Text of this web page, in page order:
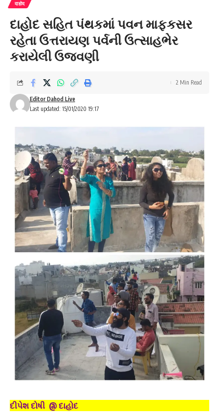
दाहोद
દાહોદ સહિત પંથકમાં પવન માફકસર
રહેતા ઉત્તરાયણ પર્વની ઉત્સાહભેર
કરાયેલી ઉજવણી
Last updated: 15/01/2020 19:17
Editor Dahod Live
2 Min Read
દીપેશ દોષી @ દાહોદ